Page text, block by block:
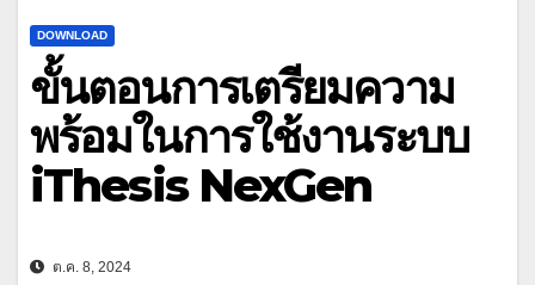
DOWNLOAD
ขั้นตอนการเตรียมความ
พร้อมในการใช้งานระบบ
iThesis NexGen
ต.ค. 8, 2024